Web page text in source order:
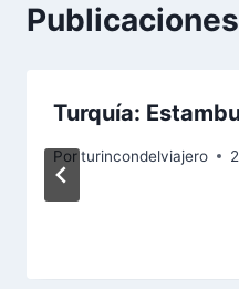
Turquía:
Porturincondelviajero